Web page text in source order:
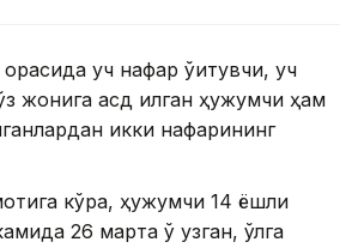
уч нафар ўқитувчи, уч
жонига қасд қилган ҳужумчи ҳам
икки нафарининг
кўра, ҳужумчи 14 ёшли
26 марта ўқ узган, қўлга